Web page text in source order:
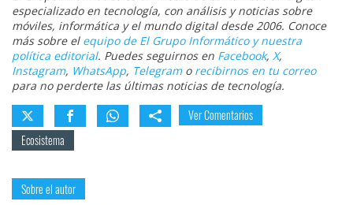
especializado en tecnología, con análisis y noticias sobre
móviles, informática y el mundo digital desde 2006. Conoce
más sobre el equipo de El Grupo Informático y nuestra
política editorial. Puedes seguirnos en Facebook, X,
Instagram, WhatsApp, Telegramo recibirnos en tu correo
para no perderte las últimas noticias de tecnología.
Ver Comentarios
Ecosistema
Sobre el autor